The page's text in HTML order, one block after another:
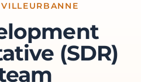
(SDR)